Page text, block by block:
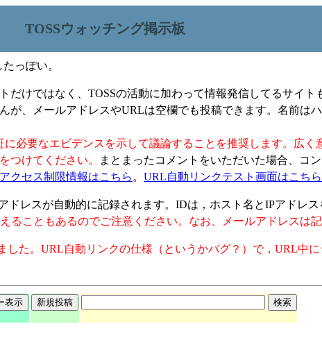
TOSSウォッチング掲示板
っぽい。
だけではなく、TOSSの活動に加わって情報発信してるサイト
が、メールアドレスやURLは空欄でも投稿できます。名前は
必要なエビデンスを示して議論することを推奨します。広
つけてください。
まとまったコメントをいただいた場合、コ
アクセス制限情報はこちら 。 URL自動リンクテスト画面はこちら
レスが自動的に記録されます。IDは，ホスト名とIPアドレ
ることもあるのでご注意ください。なお、メールアドレスは
た。URL自動リンクの仕様（というかバグ？）で，URL中